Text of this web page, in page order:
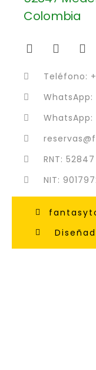
Teléfono:
WhatsApp:
RNT: 52847
NIT: